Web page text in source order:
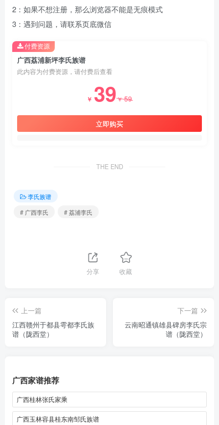
2：如果不想注册，那么浏览器不能是无痕模式
3：遇到问题，请联系页底微信
广西荔浦新坪李氏族谱
此内容为付费资源，请付费后查看
￥ 39￥59
立即购买
付费资源
THE END
李氏族谱
# 广西李氏
# 荔浦李氏
分享 收藏
上一篇
江西赣州于都县雩都李氏族
谱（陇西堂）
下一篇
云南昭通镇雄县碑房李氏宗
谱（陇西堂）
广西家谱推荐
广西桂林张氏家乘
广西玉林容县桂东南邹氏族谱